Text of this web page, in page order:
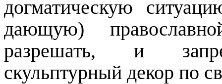
догматическую
дающую)
разрешать, и
скульптурный декор по